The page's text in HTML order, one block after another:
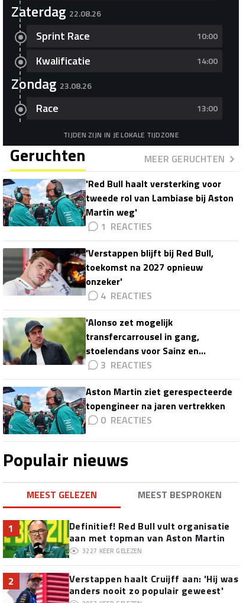
Zaterdag 22.08.26
Sprint Race 10:00
Kwalificatie 14:00
Zondag 23.08.26
Race 13:00
TIJDEN ZIJN IN JE LOKALE TIJDZONE
Geruchten
MEER GERUCHTEN
'Red Bull haalt versterking voor
tweede rol van Lambiase bij Aston
Martin weg'
1
'Verstappen blijft bij Red Bull,
toekomst na 2027 opnieuw
onzeker'
4
'Alonso zet mogelijk
transfercarrousel in gang,
stoelendans voor Sainz en
Colapinto'
3
Aston Martin ziet gerespecteerde
topengineer na jaren vertrekken
0
Populair nieuws
MEEST GELEZEN MEEST BESPROKEN
1
Definitief! Red Bull vult organisatie
aan met topman van Aston Martin
3227 KEER GELEZEN
2
Verstappen haalt Cruijff aan: 'Hij was
anders nooit zo populair geweest'